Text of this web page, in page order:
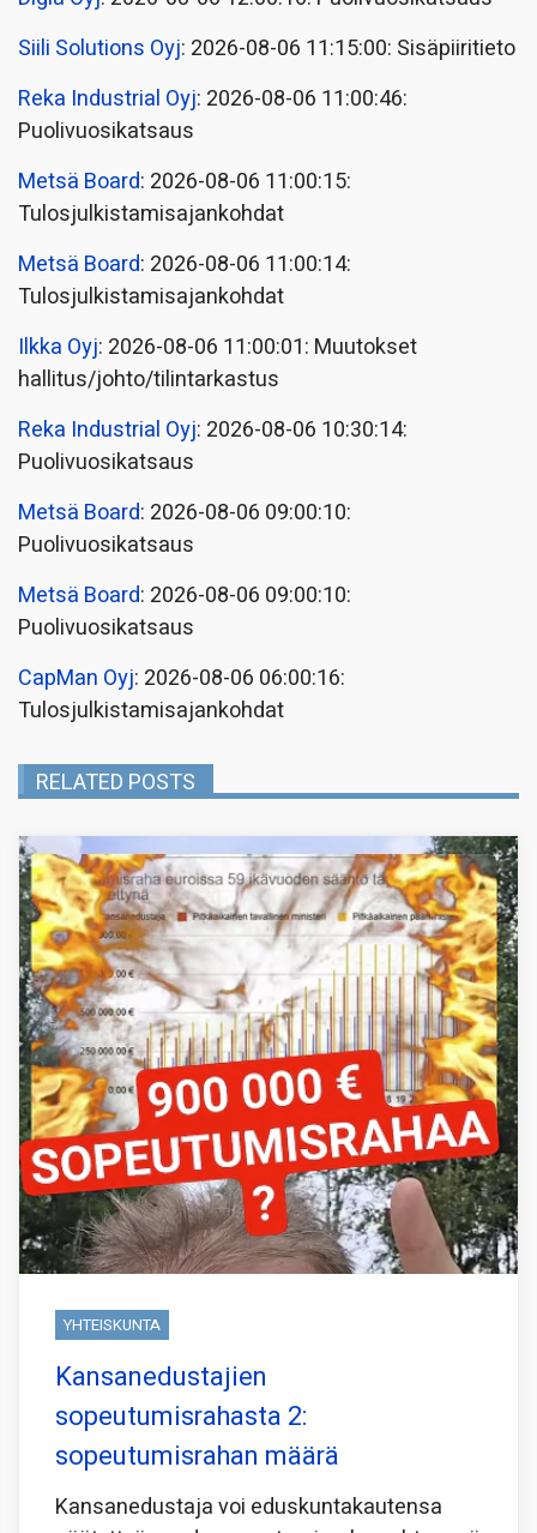
Siili Solutions Oyj: 2026-08-06 11:15:00: Sisäpiiritieto
Reka Industrial Oyj: 2026-08-06 11:00:46:
Puolivuosikatsaus
Metsä Board: 2026-08-06 11:00:15:
Tulosjulkistamisajankohdat
Metsä Board: 2026-08-06 11:00:14:
Tulosjulkistamisajankohdat
Ilkka Oyj: 2026-08-06 11:00:01: Muutokset
hallitus/johto/tilintarkastus
Reka Industrial Oyj: 2026-08-06 10:30:14:
Puolivuosikatsaus
Metsä Board: 2026-08-06 09:00:10:
Puolivuosikatsaus
Metsä Board: 2026-08-06 09:00:10:
Puolivuosikatsaus
CapMan Oyj: 2026-08-06 06:00:16:
Tulosjulkistamisajankohdat
RELATED POSTS
YHTEISKUNTA
Kansanedustajien
sopeutumisrahasta 2:
sopeutumisrahan määrä
Kansanedustaja voi eduskuntakautensa